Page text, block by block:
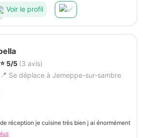
Voir le profil
5/5 (3 avis)
Se déplace à Jemeppe-sur-sambre
réception je cuisine très bien j ai énormément